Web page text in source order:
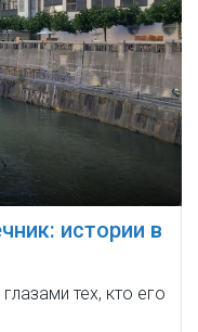
истории в
тех, кто его